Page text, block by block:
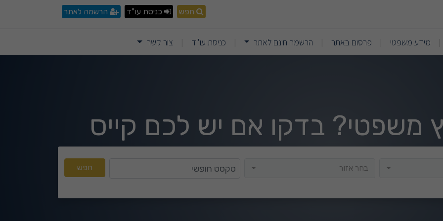
ייעוץ משפטי לפני חתימת חוזה? – חשיבות הליווי
חפש כניסת עו"ד הרשמה לאתר
| מידע משפטי | פרסום באתר | הרשמה חינם לאתר | כניסת עו"ד | צור קשר
משפטי? בדקו אם יש לכם קייס
בחר אזור חפש